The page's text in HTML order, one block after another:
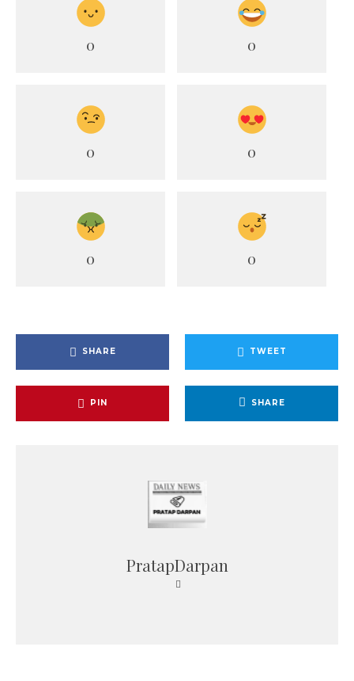
0 0
0 0
0 0
SHARE TWEET
PIN SHARE
PratapDarpan